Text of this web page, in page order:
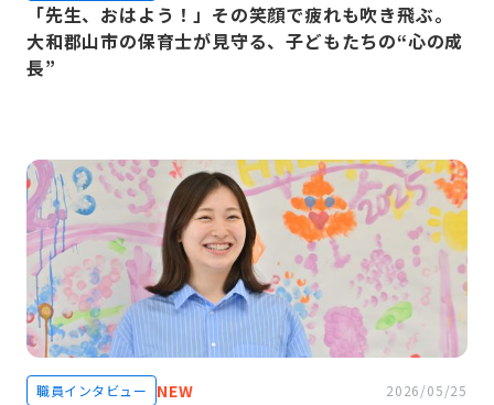
「先生、おはよう！」その笑顔で疲れも吹き飛ぶ。
大和郡山市の保育士が見守る、子どもたちの“心の成
長”
職員インタビュー NEW 2026/05/25